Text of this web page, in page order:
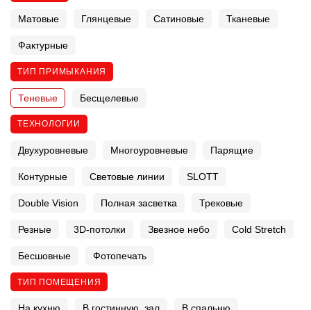
Матовые Глянцевые Сатиновые Тканевые
Фактурные
ТИП ПРИМЫКАНИЯ
Теневые Бесщелевые
ТЕХНОЛОГИИ
Двухуровневые Многоуровневые Парящие
Контурные Световые линии SLOTT
Double Vision Полная засветка Трековые
Резные 3D-потолки Звезное небо Cold Stretch
Бесшовные Фотопечать
ТИП ПОМЕЩЕНИЯ